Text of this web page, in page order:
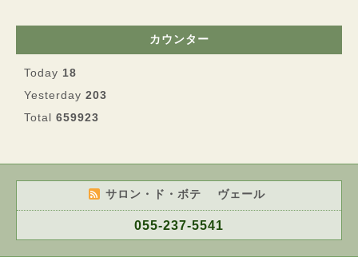
カウンター
Today 18
Yesterday 203
Total 659923
サロン・ド・ボテ ヴェール
055-237-5541